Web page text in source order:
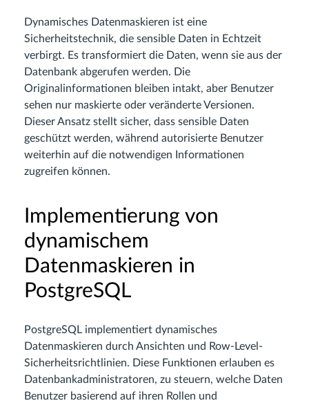
Dynamisches Datenmaskieren ist eine
Sicherheitstechnik, die sensible Daten in Echtzeit
verbirgt. Es transformiert die Daten, wenn sie aus der
Datenbank abgerufen werden. Die
Originalinformationen bleiben intakt, aber Benutzer
sehen nur maskierte oder veränderte Versionen.
Dieser Ansatz stellt sicher, dass sensible Daten
geschützt werden, während autorisierte Benutzer
weiterhin auf die notwendigen Informationen
zugreifen können.
Implementierung von
dynamischem
Datenmaskieren in
PostgreSQL
PostgreSQL implementiert dynamisches
Datenmaskieren durch Ansichten und Row-Level-
Sicherheitsrichtlinien. Diese Funktionen erlauben es
Datenbankadministratoren, zu steuern, welche Daten
Benutzer basierend auf ihren Rollen und